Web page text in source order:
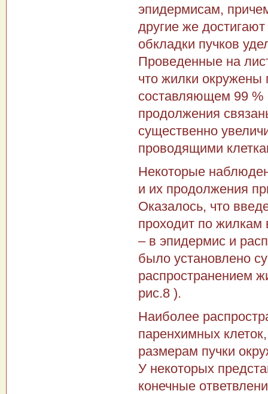
эпидермисам,
другие же
обкладки пучков
Проведенные на
что жилки окружены
составляющем 99 %
продолжения
существенно
проводящими
Некоторые
и их продолжения
Оказалось, что
проходит по жилкам
– в эпидермис и
было установлено
распространением
рис.8 ).
Наиболее
паренхимных
размерам пучки
У некоторых
конечные